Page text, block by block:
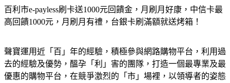
百利市e-payless刷卡送1000元回饋金，月刷月好康，中信卡最
高回饋1000元，月刷月有禮，台銀卡刷滿額就送烤箱！
聲寶運用近「百」年的經驗，積極參與網路購物平台，利用過
去的經驗及優勢，醞孕「利」害的團隊，打造一個最專業及最
優惠的購物平台，在競爭激烈的「市」場裡，以領導者的姿態